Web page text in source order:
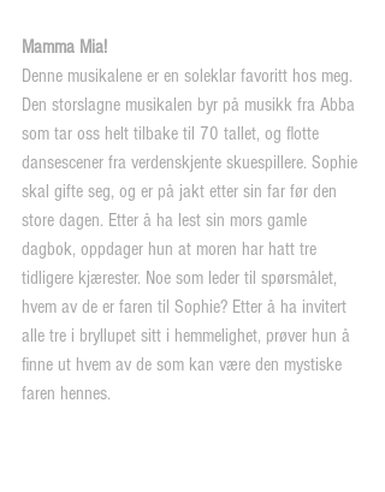
Mamma Mia!
Denne musikalene er en soleklar favoritt hos meg.
Den storslagne musikalen byr på musikk fra Abba
som tar oss helt tilbake til 70 tallet, og flotte
dansescener fra verdenskjente skuespillere. Sophie
skal gifte seg, og er på jakt etter sin far før den
store dagen. Etter å ha lest sin mors gamle
dagbok, oppdager hun at moren har hatt tre
tidligere kjærester. Noe som leder til spørsmålet,
hvem av de er faren til Sophie? Etter å ha invitert
alle tre i bryllupet sitt i hemmelighet, prøver hun å
finne ut hvem av de som kan være den mystiske
faren hennes.